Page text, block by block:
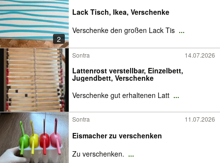
2
Lack Tisch, Ikea, Verschenke
Verschenke den großen Lack Tis ...
Sontra 14.07.2026
Lattenrost verstellbar, Einzelbett,
Jugendbett, Verschenke
Verschenke gut erhaltenen Latt ...
Sontra 11.07.2026
Eismacher zu verschenken
Zu verschenken. ...